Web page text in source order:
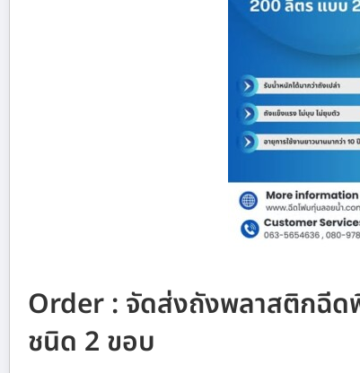
Order : จัดส่งถังพลาสติกฉี
ชนิด 2 ขอบ